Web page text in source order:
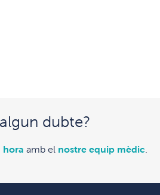
dubte?
hora amb el nostre equip mèdic.